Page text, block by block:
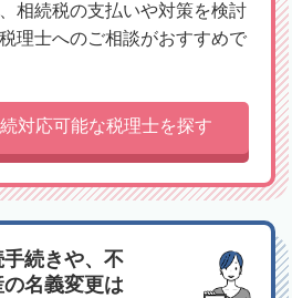
相続税の支払いや対策を検討
理士へのご相談がおすすめで
対応可能な税理士を探す
手続きや、不
の名義変更は